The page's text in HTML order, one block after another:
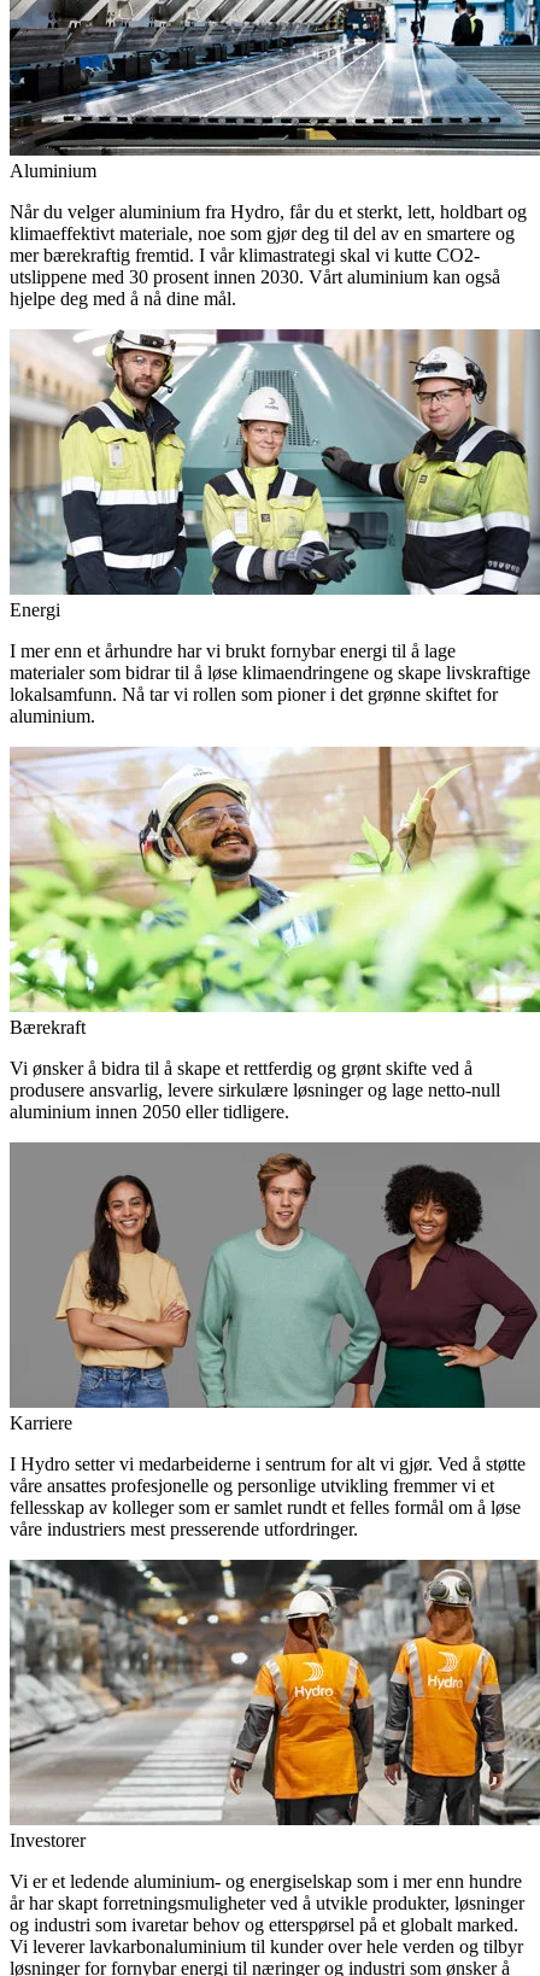
Aluminium
Når du velger aluminium fra Hydro, får du et sterkt, lett, holdbart og
klimaeffektivt materiale, noe som gjør deg til del av en smartere og
mer bærekraftig fremtid. I vår klimastrategi skal vi kutte CO2-
utslippene med 30 prosent innen 2030. Vårt aluminium kan også
hjelpe deg med å nå dine mål.
Energi
I mer enn et århundre har vi brukt fornybar energi til å lage
materialer som bidrar til å løse klimaendringene og skape livskraftige
lokalsamfunn. Nå tar vi rollen som pioner i det grønne skiftet for
aluminium.
Bærekraft
Vi ønsker å bidra til å skape et rettferdig og grønt skifte ved å
produsere ansvarlig, levere sirkulære løsninger og lage netto-null
aluminium innen 2050 eller tidligere.
Karriere
I Hydro setter vi medarbeiderne i sentrum for alt vi gjør. Ved å støtte
våre ansattes profesjonelle og personlige utvikling fremmer vi et
fellesskap av kolleger som er samlet rundt et felles formål om å løse
våre industriers mest presserende utfordringer.
Investorer
Vi er et ledende aluminium- og energiselskap som i mer enn hundre
år har skapt forretningsmuligheter ved å utvikle produkter, løsninger
og industri som ivaretar behov og etterspørsel på et globalt marked.
Vi leverer lavkarbonaluminium til kunder over hele verden og tilbyr
løsninger for fornybar energi til næringer og industri som ønsker å